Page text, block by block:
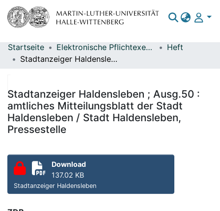
Bereiche & Sammlungen
Statistiken
Startseite Elektronische Pflichtexemplare
Heft
Stadtanzeiger Haldensleben ; Ausg.50 : amtliches Mitteilungsblatt der Stadt Haldensleben / Stadt Haldensleben, Pressestelle
Stadtanzeiger Haldensleben ; Ausg.50 :
amtliches Mitteilungsblatt der Stadt
Haldensleben / Stadt Haldensleben,
Pressestelle
Download
137.02 KB
Stadtanzeiger Haldensleben